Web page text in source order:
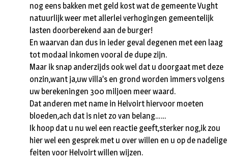
nog eens bakken met geld kost wat de gemeente Vught
natuurlijk weer met allerlei verhogingen gemeentelijk
lasten doorberekend aan de burger!
En waarvan dan dus in ieder geval degenen met een laag
tot modaal inkomen vooral de dupe zijn.
Maar ik snap anderzijds ook wel dat u doorgaat met deze
onzin,want ja,uw villa’s en grond worden immers volgens
uw berekeningen 300 miljoen meer waard.
Dat anderen met name in Helvoirt hiervoor moeten
bloeden,ach dat is niet zo van belang……
Ik hoop dat u nu wel een reactie geeft,sterker nog,ik zou
hier wel een gesprek met u over willen en u op de nadelige
feiten voor Helvoirt willen wijzen.